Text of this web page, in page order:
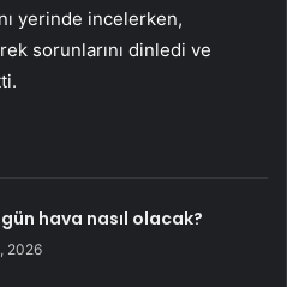
yerinde incelerken,
sorunlarını dinledi ve
hava nasıl olacak?
2026